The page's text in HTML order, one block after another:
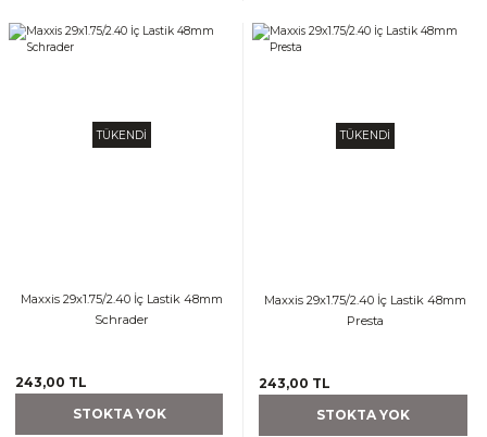
TÜKENDİ
Maxxis 29x1.75/2.40 İç Lastik 48mm
Schrader
243,00 TL
STOKTA YOK
TÜKENDİ
Maxxis 29x1.75/2.40 İç Lastik 48mm
Presta
243,00 TL
STOKTA YOK